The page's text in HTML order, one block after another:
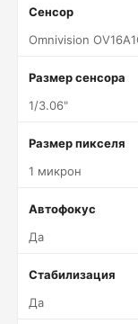
Сенсор
Omnivision
Размер сенсора
1/3.06"
Размер пикселя
1 микрон
Автофокус
Да
Стабилизация
Да